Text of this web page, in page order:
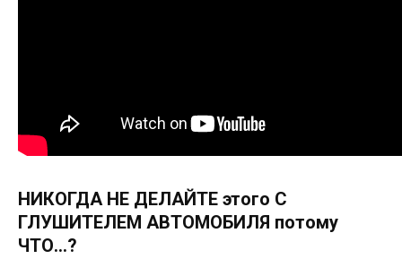
НИКОГДА НЕ ДЕЛАЙТЕ этого С
ГЛУШИТЕЛЕМ АВТОМОБИЛЯ потому
ЧТО…?